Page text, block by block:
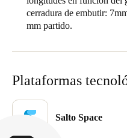
cerradura de embutir:
mm partido.
Plataformas
Salto Space